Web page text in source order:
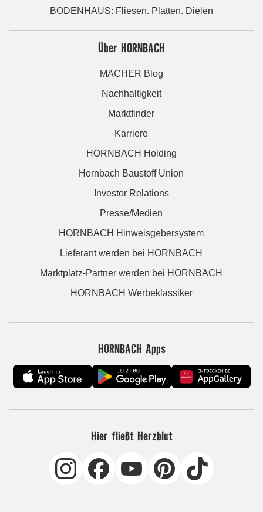
BODENHAUS: Fliesen. Platten. Dielen
Über HORNBACH
MACHER Blog
Nachhaltigkeit
Marktfinder
Karriere
HORNBACH Holding
Hornbach Baustoff Union
Investor Relations
Presse/Medien
HORNBACH Hinweisgebersystem
Lieferant werden bei HORNBACH
Marktplatz-Partner werden bei HORNBACH
HORNBACH Werbeklassiker
HORNBACH Apps
Hier fließt Herzblut